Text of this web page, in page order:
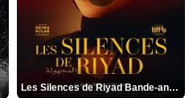
Les Silences de Riyad Bande-annonce VO STFR